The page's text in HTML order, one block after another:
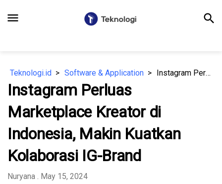
menu search
Teknologi.id Software & Application Instagram Perluas Marketplace Kreator di Indonesia, Makin Kuatkan Kolaborasi IG-Brand
Instagram Perluas
Marketplace Kreator di
Indonesia, Makin Kuatkan
Kolaborasi IG-Brand
Nuryana . May 15, 2024